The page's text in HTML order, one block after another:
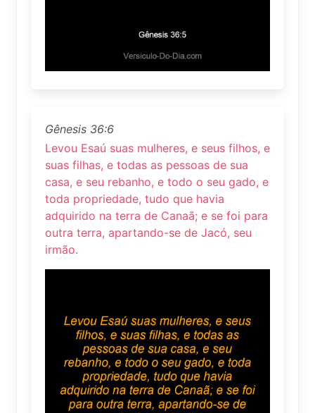
Gênesis 36:6
Levou Esaú suas mulheres, e seus filhos, e
suas filhas, e todas as pessoas de sua
casa, e seu rebanho, e todo o seu gado, e
toda propriedade, tudo que havia
adquirido na terra de Canaã; e se foi para
outra terra, apartando-se de Jacó, seu
irmão.